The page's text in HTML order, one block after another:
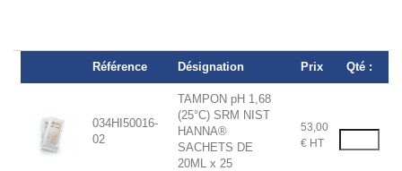
Référence Désignation Prix Qté :
034HI50016-
02
TAMPON pH 1,68
(25°C) SRM NIST
HANNA®
SACHETS DE
20ML x 25
53,00
€ HT